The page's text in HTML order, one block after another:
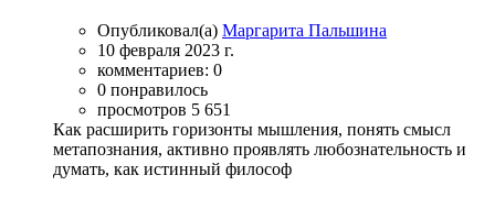
Опубликовал(а) Маргарита Пальшина
10 февраля 2023 г.
комментариев: 0
0 понравилось
просмотров 5 651
Как расширить горизонты мышления, понять смысл
метапознания, активно проявлять любознательность и
думать, как истинный философ